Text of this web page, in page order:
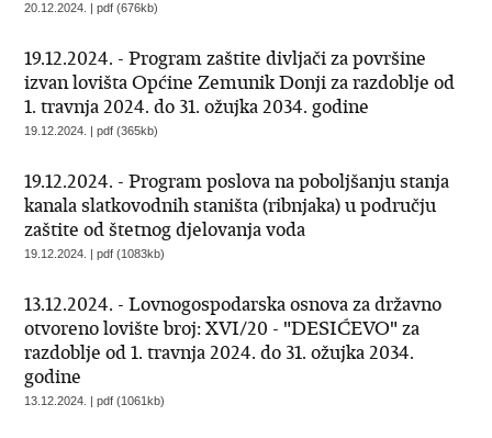
20.12.2024. | pdf (676kb)
19.12.2024. - Program zaštite divljači za površine
izvan lovišta Općine Zemunik Donji za razdoblje od
1. travnja 2024. do 31. ožujka 2034. godine
19.12.2024. | pdf (365kb)
19.12.2024. - Program poslova na poboljšanju stanja
kanala slatkovodnih staništa (ribnjaka) u području
zaštite od štetnog djelovanja voda
19.12.2024. | pdf (1083kb)
13.12.2024. - Lovnogospodarska osnova za državno
otvoreno lovište broj: XVI/20 - "DESIĆEVO" za
razdoblje od 1. travnja 2024. do 31. ožujka 2034.
godine
13.12.2024. | pdf (1061kb)